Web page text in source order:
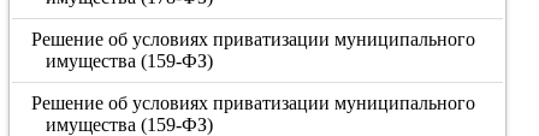
Решение об условиях приватизации муниципального
имущества (159-ФЗ)
Решение об условиях приватизации муниципального
имущества (159-ФЗ)